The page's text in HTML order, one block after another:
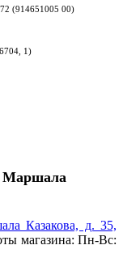
(914651005 00)
1)
Маршала
Казакова, д. 35,
магазина: Пн-Вс: